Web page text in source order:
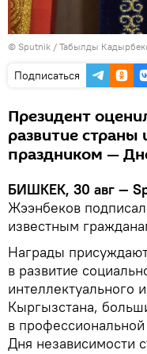
© Sputnik / Табылды
Подписаться
Президент
развитие страны
праздником —
БИШКЕК, 30 авг —
Жээнбеков
известным
Награды
в развитие
интеллектуального
Кыргызстана,
в
Дня независимости